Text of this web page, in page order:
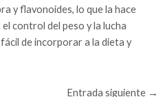
y flavonoides, lo que la hace
control del peso y la lucha
de incorporar a la dieta y
Entrada siguiente →